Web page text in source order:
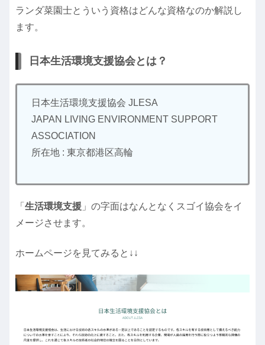
ランダ菜園士とういう資格はどんな資格なのか解説し
ます。
日本生活環境支援協会とは？
日本生活環境支援協会 JLESA
JAPAN LIVING ENVIRONMENT SUPPORT
ASSOCIATION
所在地 : 東京都港区高輪
「 生活環境支援 」の字面はなんとなくスゴイ協会をイ
メージさせます。
ホームページを見てみると↓↓